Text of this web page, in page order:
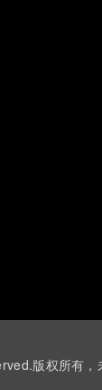
版权所有，